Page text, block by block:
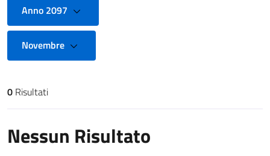
Anno 2097
Novembre
Risultati di ricerca
0 Risultati
Nessun Risultato